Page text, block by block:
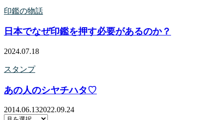
印鑑の物話
日本でなぜ印鑑を押す必要があるのか？
2024.07.18
スタンプ
あの人のシヤチハタ♡
2014.06.132022.09.24